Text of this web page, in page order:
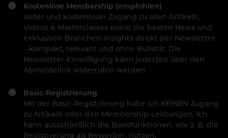
Kostenlose Membership (empfohlen)
Voller und kostenloser Zugang zu allen Artikeln,
Videos & Masterclasses sowie die besten News und
exklusiven Branchen-Insights direkt per Newsletter
– kompakt, relevant und ohne Bullshit. Die
Newsletter-Einwilligung kann jederzeit über den
Abmeldelink widerrufen werden.
Basic-Registrierung
Mit der Basic-Registrierung habe ich KEINEN Zugang
zu Artikeln oder den Membership-Leistungen. Ich
kann ausschließlich die Basisfunktionen, wie z. B. die
Registrierung als Bewerber, nutzen.